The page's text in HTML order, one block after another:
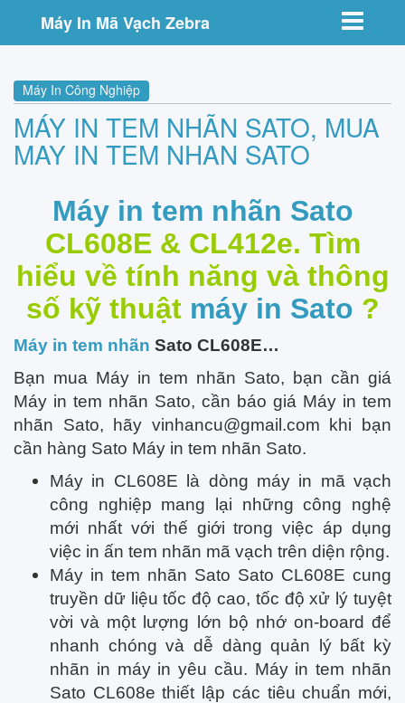
Toggle
Máy In Mã Vạch Zebra
Máy In Công Nghiệp
MÁY IN TEM NHÃN SATO, MUA
MAY IN TEM NHAN SATO
Máy in tem nhãn Sato
CL608E & CL412e. Tìm
hiểu về tính năng và thông
số kỹ thuật máy in Sato ?
Máy in tem nhãn Sato CL608E…
Bạn mua Máy in tem nhãn Sato, bạn cần giá
Máy in tem nhãn Sato, cần báo giá Máy in tem
nhãn Sato, hãy vinhancu@gmail.com khi bạn
cần hàng Sato Máy in tem nhãn Sato.
Máy in CL608E là dòng máy in mã vạch
công nghiệp mang lại những công nghệ
mới nhất với thế giới trong việc áp dụng
việc in ấn tem nhãn mã vạch trên diện rộng.
Máy in tem nhãn Sato Sato CL608E cung
truyền dữ liệu tốc độ cao, tốc độ xử lý tuyệt
vời và một lượng lớn bộ nhớ on-board để
nhanh chóng và dễ dàng quản lý bất kỳ
nhãn in máy in yêu cầu. Máy in tem nhãn
Sato CL608e thiết lập các tiêu chuẩn mới,